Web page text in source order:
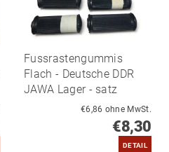
Fussrastengummis
Flach - Deutsche DDR
JAWA Lager - satz
€6,86 ohne MwSt.
€8,30
DETAIL